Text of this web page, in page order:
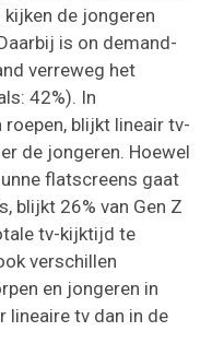
de jongeren
is on demand-
verreweg het
42%). In
blijkt lineair tv-
de jongeren. Hoewel
flatscreens gaat
blijkt 26% van Gen Z
tv-kijktijd te
verschillen
en jongeren in
lineaire tv dan in de